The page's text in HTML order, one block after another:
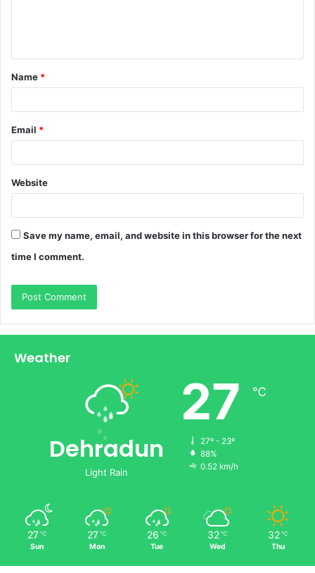
t
*
Name *
Email *
Website
Save my name, email, and website in this browser for the next
time I comment.
Weather
Dehradun
Light Rain
27 ℃
27º - 23º
88%
0.52 km/h
27 ℃
Sun
27 ℃
Mon
26 ℃
Tue
32 ℃
Wed
32 ℃
Thu